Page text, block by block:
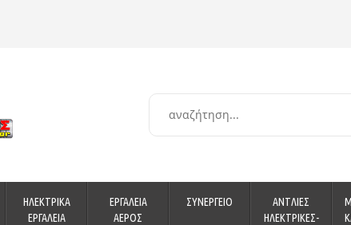
ΗΛΕΚΤΡΙΚΑ
ΕΡΓΑΛΕΙΑ
ΕΡΓΑΛΕΙΑ
ΑΕΡΟΣ
ΣΥΝΕΡΓΕΙΟ
ΑΝΤΛΙΕΣ
ΗΛΕΚΤΡΙΚΕΣ-